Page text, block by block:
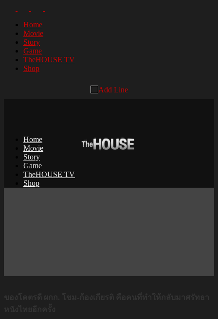
Home
Movie
Story
Game
TheHOUSE TV
Shop
Home
Movie
Story
Game
TheHOUSE TV
Shop